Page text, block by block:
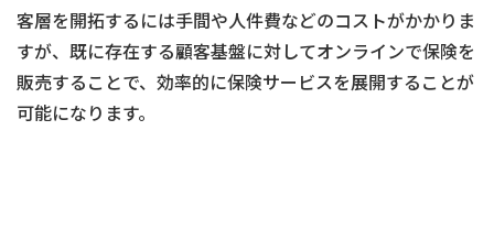
客層を開拓するには手間や人件費などのコストがかかりま
すが、既に存在する顧客基盤に対してオンラインで保険を
販売することで、効率的に保険サービスを展開することが
可能になります。